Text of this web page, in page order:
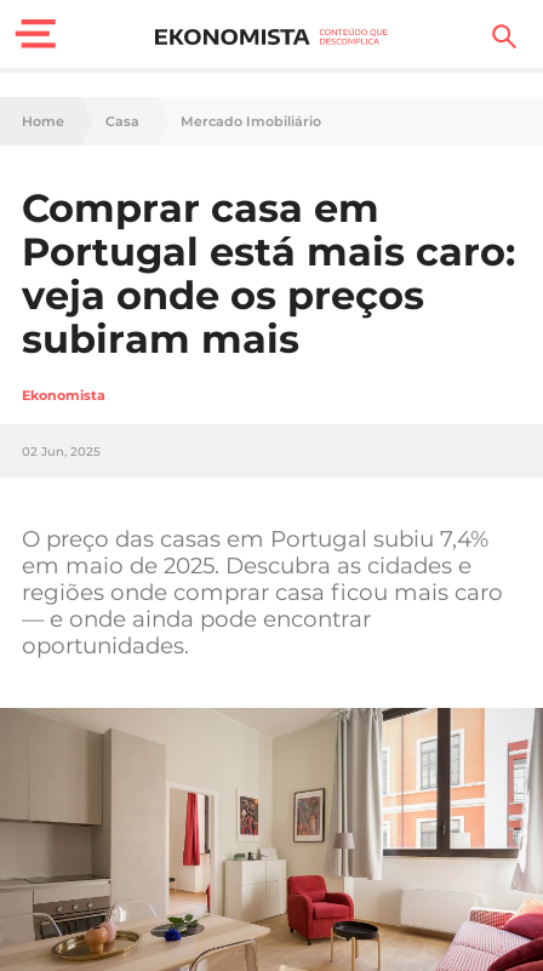
Finanças Pessoais
Carreira
Casa
Lifestyle
Sociedade
Tecnologia
Negócios
Mundial 2026
Home Casa Mercado Imobiliário
Comprar casa em
Portugal está mais caro:
veja onde os preços
subiram mais
Ekonomista
02 Jun, 2025
O preço das casas em Portugal subiu 7,4%
em maio de 2025. Descubra as cidades e
regiões onde comprar casa ficou mais caro
— e onde ainda pode encontrar
oportunidades.